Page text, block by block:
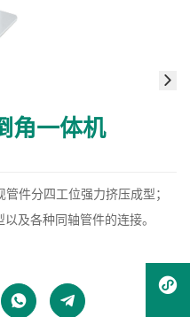
角一体机
件分四工位强力挤压成型；
及各种同轴管件的连接。